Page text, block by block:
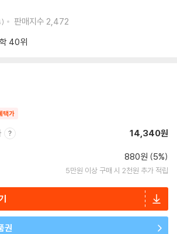
판매지수 2,472
40위
택가
14,340원
880원 (5%)
5만원 이상 구매 시 2천원 추가 적립
권